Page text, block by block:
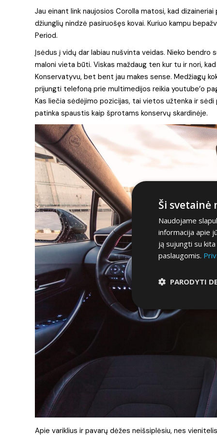
Jau einant link naujosios Corolla matosi, kad
džiunglių nindzė pasiruošęs kovai. Kuriuo kampu
Period.
Įsėdus į vidų dar labiau nušvinta veidas. Nieko bendro
maloni vieta būti. Viskas maždaug ten kur tu ir nori,
Konservatyvu, bet bent jau makes sense. Medžiagų
prijungti telefoną prie multimedijos reikia youtube’o
Kas liečia sėdėjimo pozicijas, tai vietos užtenka ir
patinka spaustis kaip šprotams konservų skardinėje.
Apie variklius ir pavarų dėžes neišsiplėsiu, nes
Ši svetainė
Naudojame
informacija apie
ją sujungti su
paslaugomis.
PARODYTI